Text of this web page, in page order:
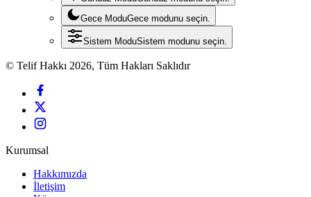
Gece ModuGece modunu seçin.
Sistem ModuSistem modunu seçin.
© Telif Hakkı 2026, Tüm Hakları Saklıdır
Kurumsal
Hakkımızda
İletişim